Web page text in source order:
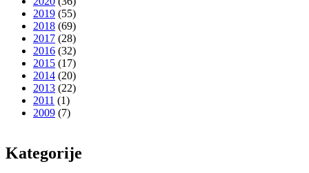
2019 (55)
2018 (69)
2017 (28)
2016 (32)
2015 (17)
2014 (20)
2013 (22)
2011 (1)
2009 (7)
Kategorije